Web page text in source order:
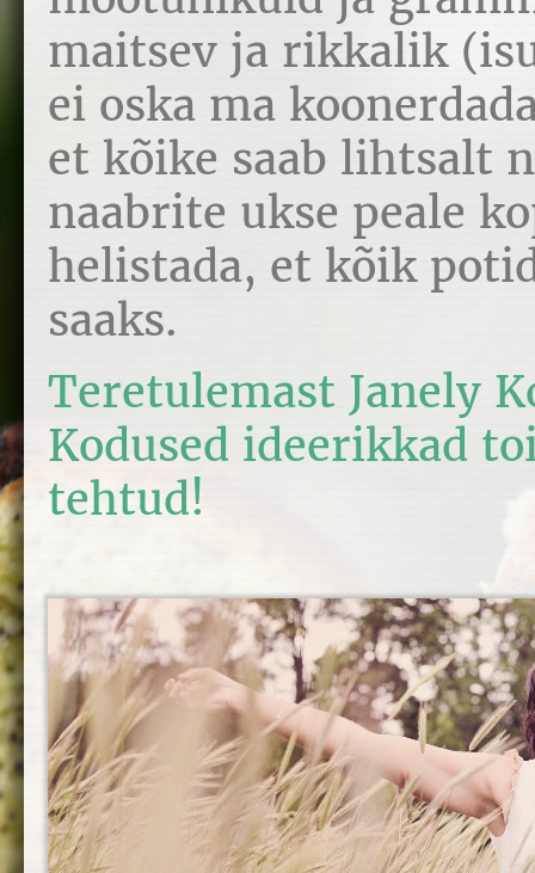
maitsev ja rikkalik
ei oska ma
et kõike saab lihtsalt
naabrite ukse peale
helistada, et kõik
saaks.
Teretulemast Janely
Kodused ideerikkad
tehtud!